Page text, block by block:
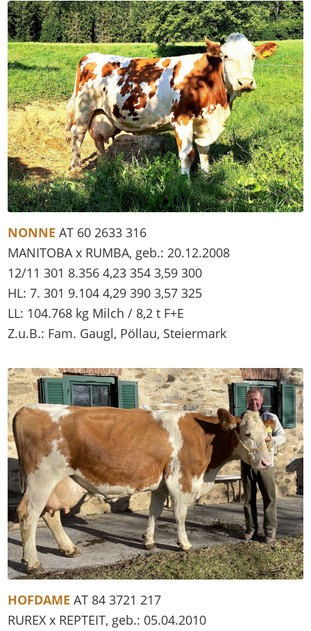
NONNE AT 60 2633 316
MANITOBA x RUMBA, geb.: 20.12.2008
12/11 301 8.356 4,23 354 3,59 300
HL: 7. 301 9.104 4,29 390 3,57 325
LL: 104.768 kg Milch / 8,2 t F+E
Z.u.B.: Fam. Gaugl, Pöllau, Steiermark
HOFDAME AT 84 3721 217
RUREX x REPTEIT, geb.: 05.04.2010